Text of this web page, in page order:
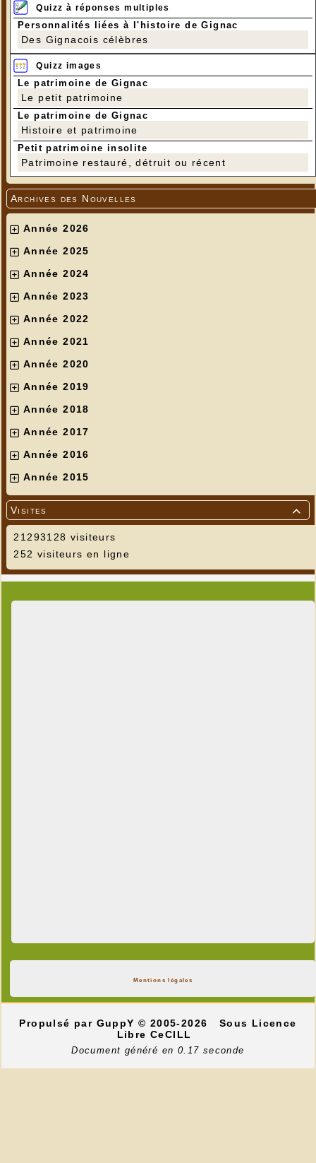
Quizz à réponses multiples
Personnalités liées à l'histoire de Gignac
Des Gignacois célèbres
Quizz images
Le patrimoine de Gignac
Le petit patrimoine
Le patrimoine de Gignac
Histoire et patrimoine
Petit patrimoine insolite
Patrimoine restauré, détruit ou récent
Archives des Nouvelles
Année 2026
Année 2025
Année 2024
Année 2023
Année 2022
Année 2021
Année 2020
Année 2019
Année 2018
Année 2017
Année 2016
Année 2015

Visites
21293128 visiteurs
252 visiteurs en ligne
Mentions légales
Propulsé par GuppY© 2005-2026
Sous Licence
Libre CeCILL
Document généré en 0.17 seconde